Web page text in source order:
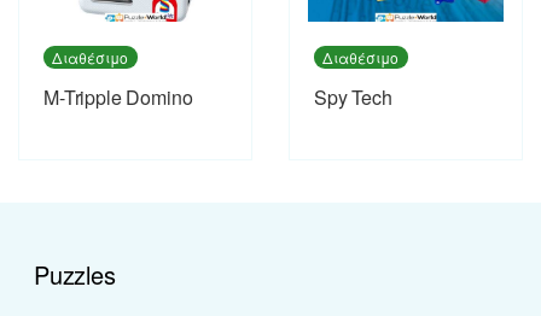
Διαθέσιμο
M-Tripple Domino
Διαθέσιμο
Spy Tech
Puzzles